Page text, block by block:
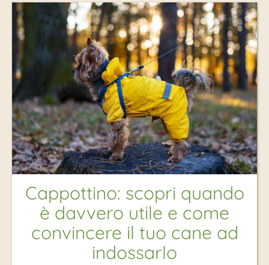
Cappottino: scopri quando
è davvero utile e come
convincere il tuo cane ad
indossarlo